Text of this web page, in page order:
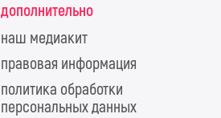
дополнительно
наш медиакит
правовая информация
политика обработки
персональных данных